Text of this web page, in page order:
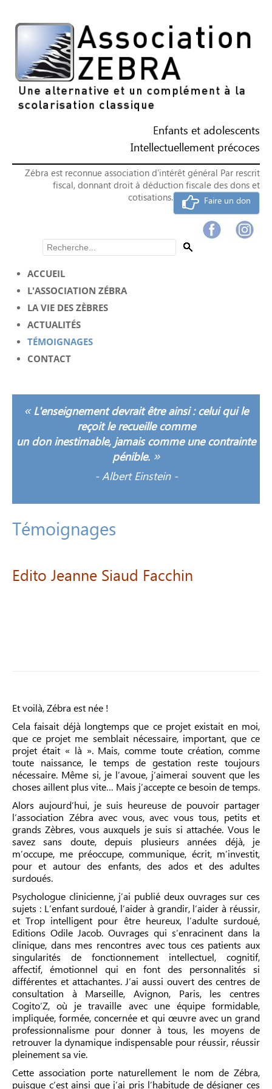
Enfants et adolescents
Intellectuellement précoces
Zébra est reconnue association d'intérêt général Par rescrit
fiscal, donnant droit à déduction fiscale des dons et
cotisations.
Faire un don
Rechercher
ACCUEIL
L'ASSOCIATION ZÉBRA
LA VIE DES ZÈBRES
ACTUALITÉS
TÉMOIGNAGES
CONTACT
« L'enseignement devrait être ainsi : celui qui le
reçoit le recueille comme
un don inestimable, jamais comme une contrainte
pénible. »
-Albert Einstein -
Témoignages
Edito Jeanne Siaud Facchin
Et voilà, Zébra est née !
Cela faisait déjà longtemps que ce projet existait en moi,
que ce projet me semblait nécessaire, important, que ce
projet était « là ». Mais, comme toute création, comme
toute naissance, le temps de gestation reste toujours
nécessaire. Même si, je l’avoue, j’aimerai souvent que les
choses aillent plus vite… Mais j’accepte ce besoin de temps.
Alors aujourd’hui, je suis heureuse de pouvoir partager
l’association Zébra avec vous, avec vous tous, petits et
grands Zèbres, vous auxquels je suis si attachée. Vous le
savez sans doute, depuis plusieurs années déjà, je
m’occupe, me préoccupe, communique, écrit, m’investit,
pour et autour des enfants, des ados et des adultes
surdoués.
Psychologue clinicienne, j’ai publié deux ouvrages sur ces
sujets : L’enfant surdoué, l’aider à grandir, l’aider à réussir,
et Trop intelligent pour être heureux, l’adulte surdoué,
Editions Odile Jacob. Ouvrages qui s’enracinent dans la
clinique, dans mes rencontres avec tous ces patients aux
singularités de fonctionnement intellectuel, cognitif,
affectif, émotionnel qui en font des personnalités si
différentes et attachantes. J’ai aussi ouvert des centres de
consultation à Marseille, Avignon, Paris, les centres
Cogito’Z, où je travaille avec une équipe formidable,
impliquée, formée, concernée et qui œuvre avec un grand
professionnalisme pour donner à tous, les moyens de
retrouver la dynamique indispensable pour réussir, réussir
pleinement sa vie.
Cette association porte naturellement le nom de Zébra,
puisque c’est ainsi que j’ai pris l’habitude de désigner ces